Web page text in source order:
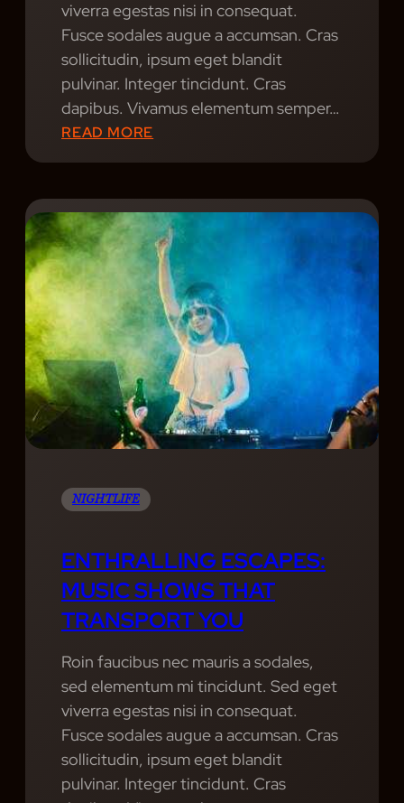
S
:
C
R
E
A
T
N
G
N
E
W
M
U
S
I
C
viverra egestas nisi in consequat.
Fusce sodales augue a accumsan. Cras
sollicitudin, ipsum eget blandit
pulvinar. Integer tincidunt. Cras
dapibus. Vivamus elementum semper…
READ MORE
B
R
A
C
I
N
G
T
H
E
D
S
I
T
O
F
M
U
S
I
NIGHTLIFE
ENTHRALLING ESCAPES:
MUSIC SHOWS THAT
TRANSPORT YOU
Roin faucibus nec mauris a sodales,
sed elementum mi tincidunt. Sed eget
viverra egestas nisi in consequat.
Fusce sodales augue a accumsan. Cras
sollicitudin, ipsum eget blandit
pulvinar. Integer tincidunt. Cras